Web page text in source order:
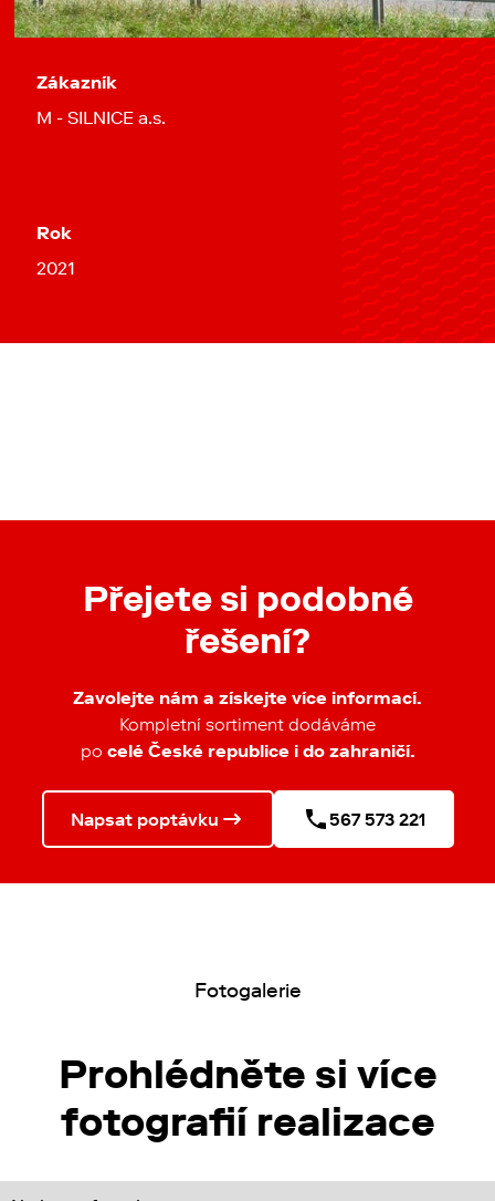
Zákazník
M - SILNICE a.s.
Rok
2021
Přejete si podobné
řešení?
Zavolejte nám a získejte více informací.
Kompletní sortiment dodáváme
po celé České republice i do zahraničí.
Napsat poptávku 567 573 221
Fotogalerie
Prohlédněte si více
fotografií realizace